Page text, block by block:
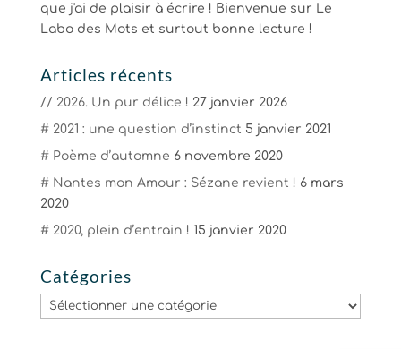
que j'ai de plaisir à écrire ! Bienvenue sur Le
Labo des Mots et surtout bonne lecture !
Articles récents
// 2026. Un pur délice ! 27 janvier 2026
# 2021 : une question d’instinct 5 janvier 2021
# Poème d’automne 6 novembre 2020
# Nantes mon Amour : Sézane revient ! 6 mars
2020
# 2020, plein d’entrain ! 15 janvier 2020
Catégories
Catégories